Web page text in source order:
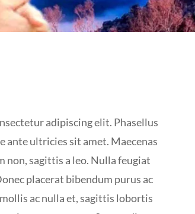
adipiscing elit. Phasellus
ante ultricies sit amet. Maecenas
non, sagittis a leo. Nulla feugiat
placerat bibendum purus ac
ac nulla et, sagittis lobortis